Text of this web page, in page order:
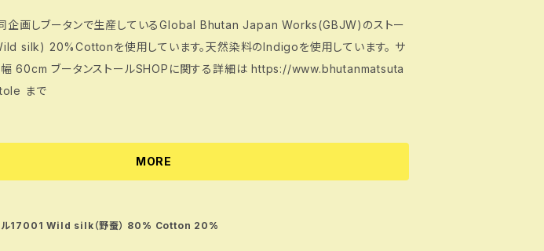
企画しブータンで生産しているGlobal Bhutan Japan Works(GBJW)のストー
silk) 20%Cottonを使用しています。天然染料のIndigoを使用しています。 サ
は https://www.bhutanmatsuta
まで
MORE
ル17001 Wild silk（野蚕） 80% Cotton 20%